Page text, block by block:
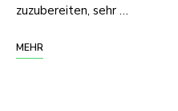
zuzubereiten, sehr …
MEHR